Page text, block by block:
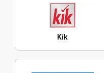
Kik